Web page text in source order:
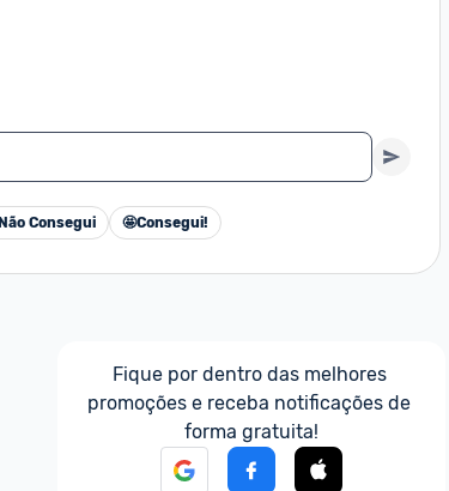
Não Consegui 🤩Consegui!
Fique por dentro das melhores
promoções e receba notificações de
forma gratuita!